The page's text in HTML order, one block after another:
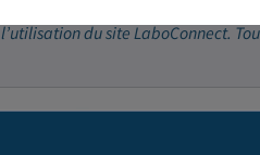
du site LaboConnect.